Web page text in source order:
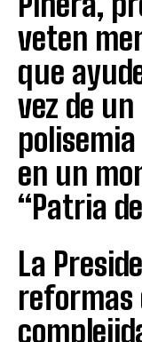
veten
que
vez de
en un
“Patria
La
reformas